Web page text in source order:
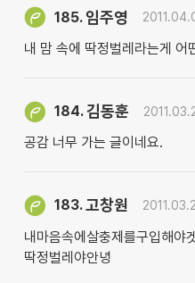
185. 임주영
내 맘 속에 딱정벌레라는게 어
184.김동훈
공감 너무 가는 글이네요.
183.고창원
내마음속에살충제를구입해야
딱정벌레야안녕